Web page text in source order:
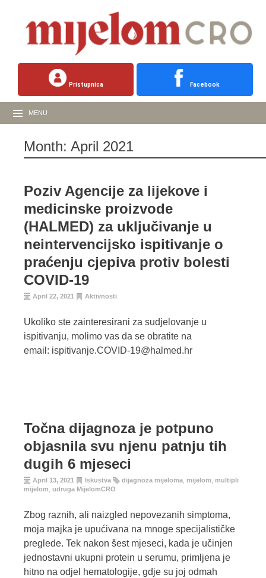
Pristupnica Facebook
MENU
Month: April 2021
Poziv Agencije za lijekove i
medicinske proizvode
(HALMED) za uključivanje u
neintervencijsko ispitivanje o
praćenju cjepiva protiv bolesti
COVID-19
April 22, 2021 Aktivnosti
Ukoliko ste zainteresirani za sudjelovanje u
ispitivanju, molimo vas da se obratite na
email: ispitivanje.COVID-19@halmed.hr
Točna dijagnoza je potpuno
objasnila svu njenu patnju tih
dugih 6 mjeseci
April 13, 2021 Iskustva dijagnoza mijeloma mijelom
multipli
mijelom udruga MijelomCRO
Zbog raznih, ali naizgled nepovezanih simptoma,
moja majka je upućivana na mnoge specijalističke
preglede. Tek nakon šest mjeseci, kada je učinjen
jednostavni ukupni protein u serumu, primljena je
hitno na odjel hematologije, gdje su joj odmah